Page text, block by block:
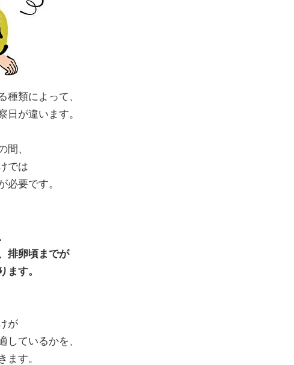
種類によって、
日が違います。
間、
では
必要です。
排卵頃までが
ます。
が
しているかを、
ます。